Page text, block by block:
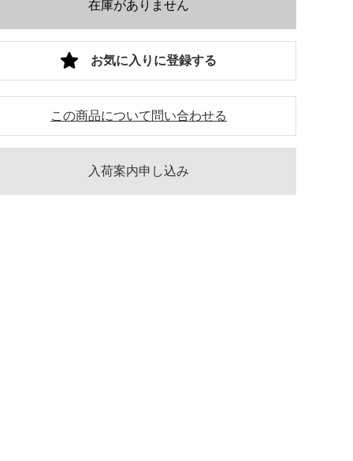
在庫がありません
入荷案内申し込み
この商品について問い合わせる
お気に入りに登録する